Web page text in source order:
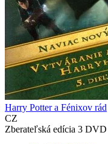
Harry Potter a Fénixov rád
CZ
Zberateľská edícia 3 DVD